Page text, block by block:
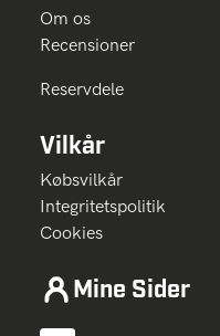
Om os
Recensioner
Reservdele
Vilkår
Købsvilkår
Integritetspolitik
Cookies
Mine Sider